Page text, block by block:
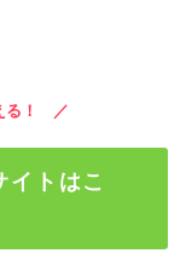
る！ ／
イトはこ